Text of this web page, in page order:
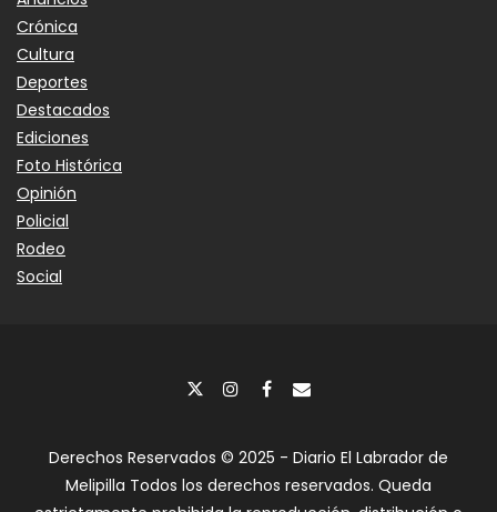
Crónica
Cultura
Deportes
Destacados
Ediciones
Foto Histórica
Opinión
Policial
Rodeo
Social
Derechos Reservados © 2025 - Diario El Labrador de
Melipilla Todos los derechos reservados. Queda